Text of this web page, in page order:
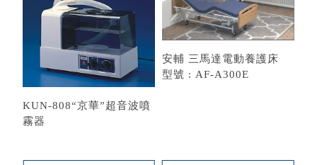
KUN-808“京華”超音波噴
霧器
安輔 三馬達電動養護床
型號 : AF-A300E